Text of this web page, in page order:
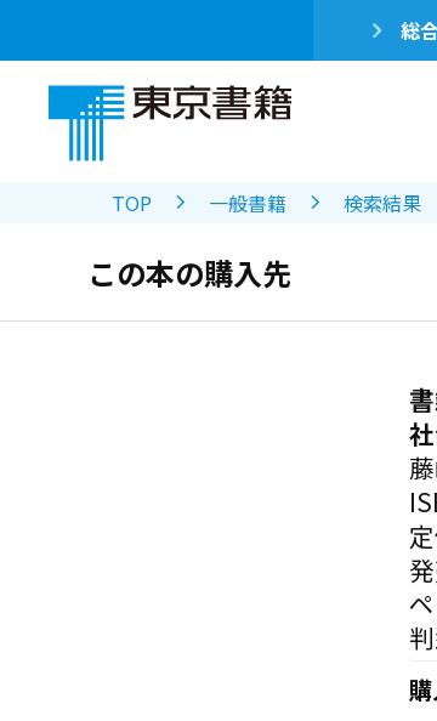
総
TOP 一般書籍 検索結果
この本の購入先